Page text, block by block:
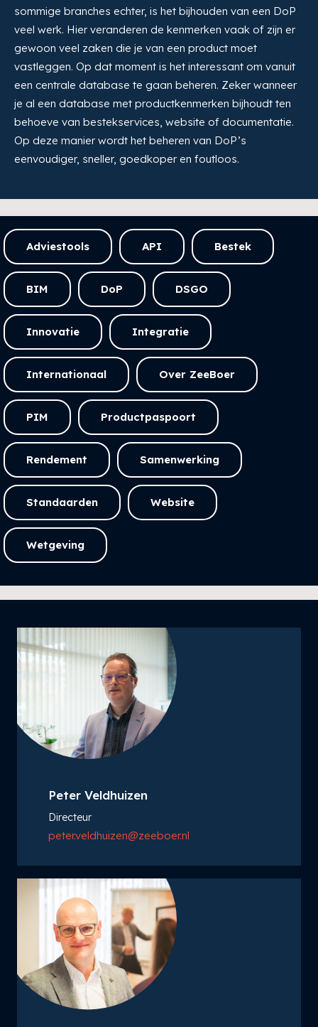
sommige branches echter, is het bijhouden van een DoP
veel werk. Hier veranderen de kenmerken vaak of zijn er
gewoon veel zaken die je van een product moet
vastleggen. Op dat moment is het interessant om vanuit
een centrale database te gaan beheren. Zeker wanneer
je al een database met productkenmerken bijhoudt ten
behoeve van bestekservices, website of documentatie.
Op deze manier wordt het beheren van DoP’s
eenvoudiger, sneller, goedkoper en foutloos.
Adviestools API Bestek
BIM DoP DSGO
Innovatie Integratie
Internationaal Over ZeeBoer
PIM Productpaspoort
Rendement Samenwerking
Standaarden Website
Wetgeving
Peter Veldhuizen
Directeur
peter.veldhuizen@zeeboer.nl